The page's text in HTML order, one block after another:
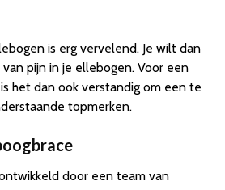
is erg vervelend. Je wilt dan
pijn in je ellebogen. Voor een
het dan ook verstandig om een te
topmerken.
door een team van